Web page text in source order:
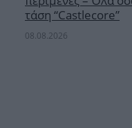
τάση “Castlecore”
08.08.2026